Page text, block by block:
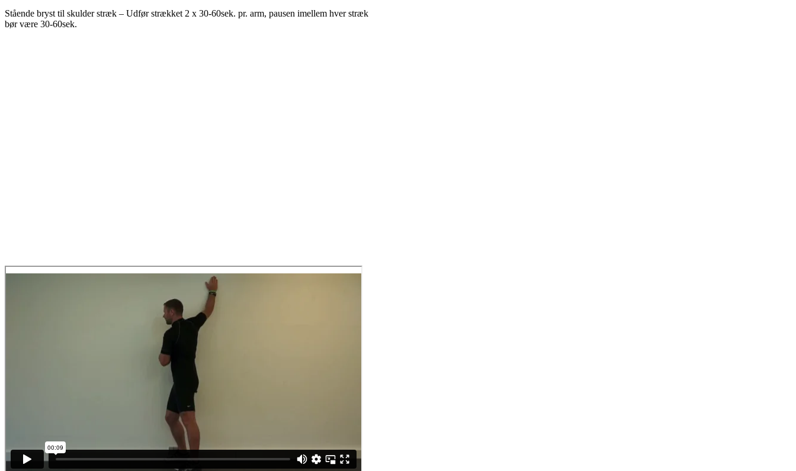
Stående bryst til skulder stræk – Udfør strækket 2 x 30-60sek. pr. arm, pausen imellem hver stræk
bør være 30-60sek.